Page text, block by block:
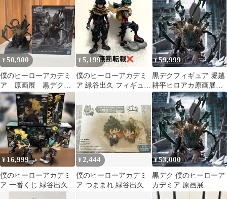
ク＆爆豪勝己 黒デク
¥50,900
僕のヒーローアカデミ
ア 原画展 黒デク
Limited edition
¥5,199
僕のヒーローアカデミ
ア 緑谷出久 フィギュ
¥59,999
黒デクフィギュア 堀越
耕平ヒロアカ原画展
Limited edition
¥ 16,999
僕のヒーローアカデミ
ア 一番くじ 緑谷出久
¥ 2,444
僕のヒーローアカデミ
ア つままれ 緑谷出久
¥53,000
黒デク 僕のヒーローア
カデミア 原画展
Limited edition